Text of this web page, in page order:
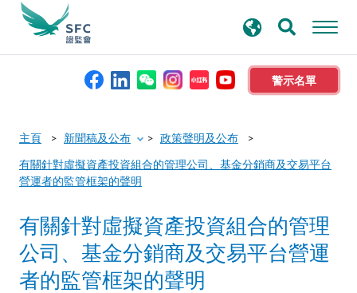
警示名單
本會簡介
監管職能
規則及標準
資料庫
尋
主頁 新聞稿及公布
政策聲明及公布
有關針對虛擬資產投資組合的管理公司、基金分銷商及交易平台
營運者的監管框架的聲明
有關針對虛擬資產投資組合的管理
公司、基金分銷商及交易平台營運
者的監管框架的聲明